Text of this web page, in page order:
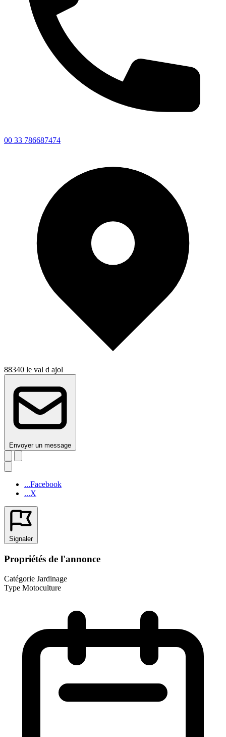
00 33 786687474
88340 le val d ajol
Envoyer un message
...Facebook
...X
Signaler
Propriétés de l'annonce
Catégorie Jardinage
Type Motoculture